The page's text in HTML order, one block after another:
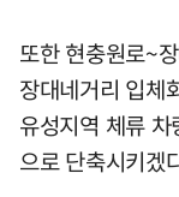
또한 현충원로~
장대네거리 입체
유성지역 체류
으로 단축시키겠